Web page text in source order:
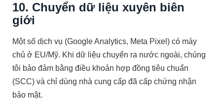
10. Chuyển dữ liệu xuyên biên
giới
Một số dịch vụ (Google Analytics, Meta Pixel) có máy
chủ ở EU/Mỹ. Khi dữ liệu chuyển ra nước ngoài, chúng
tôi bảo đảm bằng điều khoản hợp đồng tiêu chuẩn
(SCC) và chỉ dùng nhà cung cấp đã cấp chứng nhận
bảo mật.